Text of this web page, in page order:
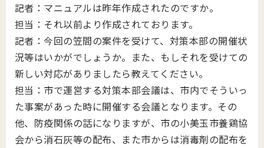
記者：マニュアルは昨年作成されたのですか。
担当：それ以前より作成されております。
記者：今回の笠間の案件を受けて、対策本部の開催状
況等はいかがでしょうか。また、もしそれを受けての
新しい対応がありましたら教えてください。
担当：市で運営する対策本部会議は、市内でそういっ
た事案があった時に開催する会議となります。その
他、防疫関係の話になりますが、市の小美玉市養鶏協
会から消石灰等の配布、また市からは消毒剤の配布を